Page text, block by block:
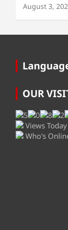
August 3,
OUR
Views
Who's